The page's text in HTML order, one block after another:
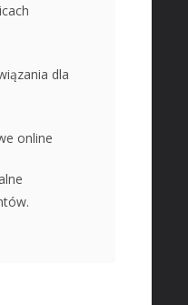
dla
online